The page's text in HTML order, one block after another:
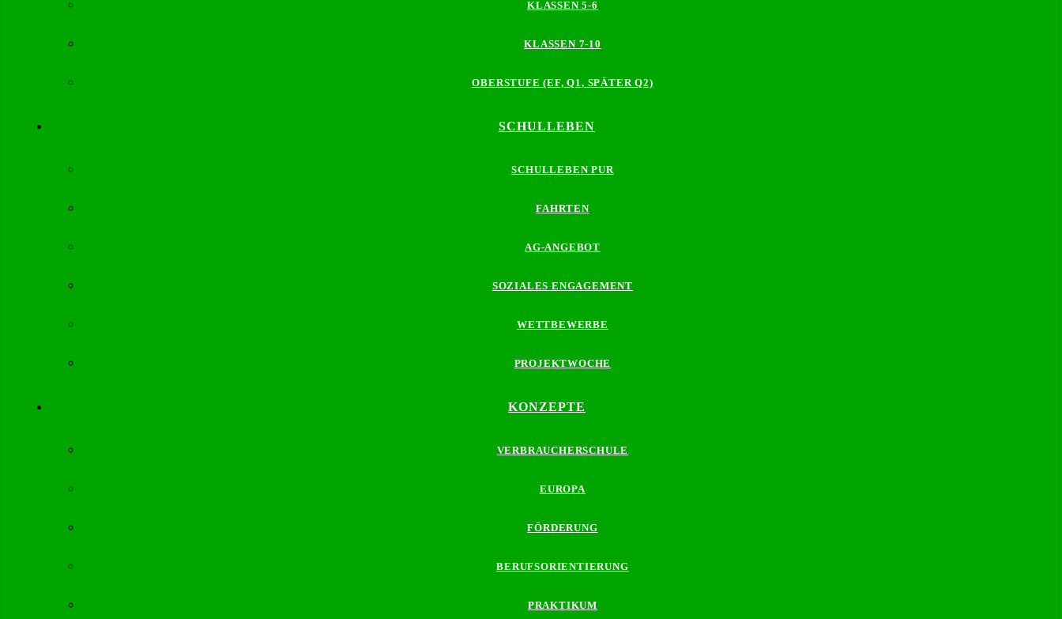
KLASSEN 5-6
KLASSEN 7-10
OBERSTUFE (EF, Q1, SPÄTER Q2)
SCHULLEBEN
SCHULLEBEN PUR
FAHRTEN
AG-ANGEBOT
SOZIALES ENGAGEMENT
WETTBEWERBE
PROJEKTWOCHE
KONZEPTE
VERBRAUCHERSCHULE
EUROPA
FÖRDERUNG
BERUFSORIENTIERUNG
PRAKTIKUM